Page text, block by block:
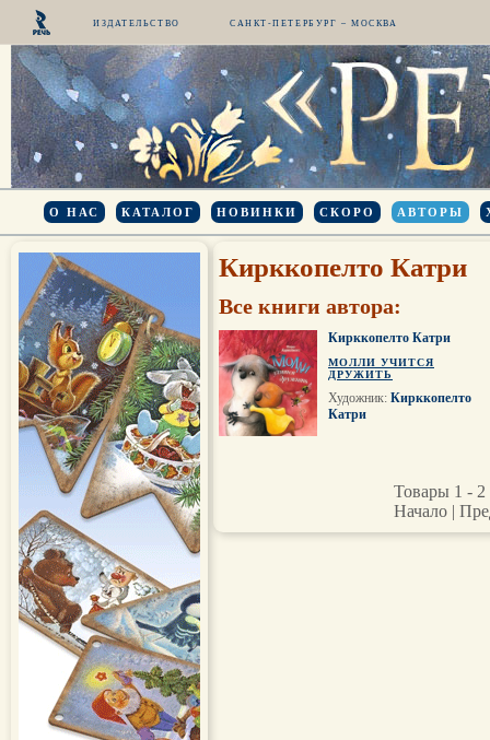
ИЗДАТЕЛЬСТВО САНКТ-ПЕТЕРБУРГ – МОСКВА
О НАС КАТАЛОГ НОВИНКИ СКОРО АВТОРЫ
Кирккопелто Катри
Все книги автора:
Кирккопелто Катри
МОЛЛИ УЧИТСЯ
ДРУЖИТЬ
Художник: Кирккопелто
Катри
Товары 1 - 2
Начало |